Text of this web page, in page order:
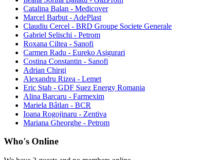
Catalina Balan - Medicover
Marcel Barbut - AdePlast
Claudiu Cercel - BRD Groupe Societe Generale
Gabriel Selischi - Petrom
Roxana Ciltea - Sanofi
Carmen Radu - Eureko Asigurari
Costina Constantin - Sanofi
Adrian Chirgi
Alexandru Rizea - Lemet
Eric Stab - GDF Suez Energy Romania
Alina Barcaru - Farmexim
Mariela Bâtlan - BCR
Ioana Rogojinaru - Zentiva
Mariana Gheorghe - Petrom
Who's Online